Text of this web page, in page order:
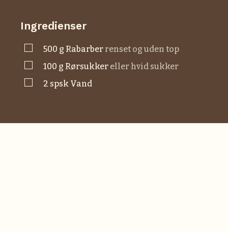
Ingredienser
▢500 g rabarber renset og uden top
▢100 g rørsukker eller hvid sukker
▢2 spsk vand